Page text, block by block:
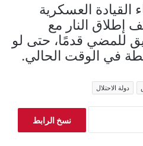
العسكرية
إطلاق النار مع
للمضي قدمًا، حتى لو
في الوقت الحالي.
دولة الاحتلال
نسخ الرابط